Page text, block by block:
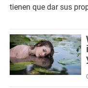
tienen que dar sus